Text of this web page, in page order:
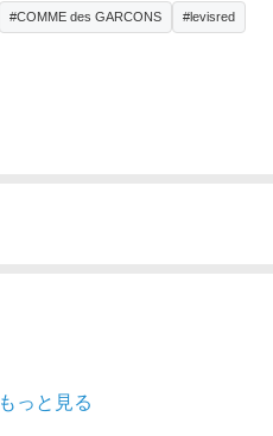
#COMME des GARCONS #levisred
っと見る